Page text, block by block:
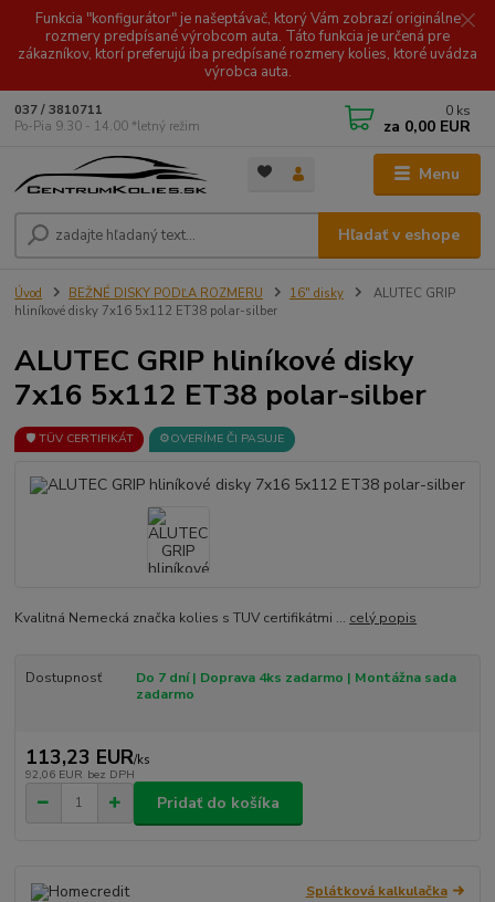
Funkcia "konfigurátor" je našeptávač, ktorý Vám zobrazí originálne
rozmery predpísané výrobcom auta. Táto funkcia je určená pre
zákazníkov, ktorí preferujú iba predpísané rozmery kolies, ktoré uvádza
výrobca auta.
Menu
Hľadať v eshope
037 / 3810711
Po-Pia 9.30 - 14.00 *letný režim
0 ks
za 0,00 EUR
Úvod BEŽNÉ DISKY PODĽA ROZMERU 16" disky
ALUTEC GRIP
hliníkové disky 7x16 5x112 ET38 polar-silber
ALUTEC GRIP hliníkové disky
7x16 5x112 ET38 polar-silber
🛡️ TÜV CERTIFIKÁT ⚙️OVERÍME ČI PASUJE
Kvalitná Nemecká značka kolies s TUV certifikátmi ... celý popis
Dostupnosť
Do 7 dní | Doprava 4ks zadarmo | Montážna sada
zadarmo
113,23 EUR/ks
92,06 EUR bez DPH
Pridať do košíka
Splátková kalkulačka